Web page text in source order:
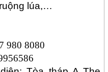
lúa,…
980 8080